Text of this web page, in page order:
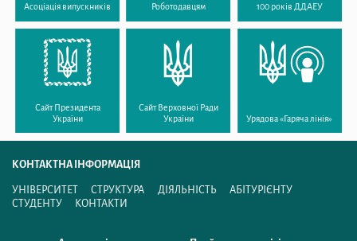
Асоціація випускників Роботодавцям 100 років ДДАЕУ
Сайт Президента
України
Сайт Верховної Ради
України
Урядова «Гаряча лінія»
КОНТАКТНА ІНФОРМАЦІЯ
УНІВЕРСИТЕТ СТРУКТУРА ДІЯЛЬНІСТЬ
АБІТУРІЄНТУ
СТУДЕНТУ
КОНТАКТИ